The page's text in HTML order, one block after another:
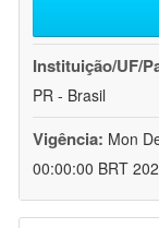
Instituição/UF/
PR - Brasil
Vigência: Mon
00:00:00 BRT